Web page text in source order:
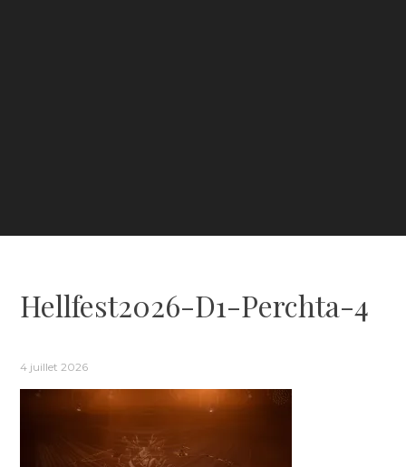
Hellfest2026-D1-Perchta-4
4 juillet 2026